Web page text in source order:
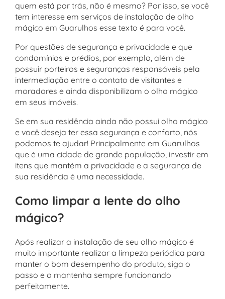
quem está por trás, não é mesmo? Por isso, se você
tem interesse em serviços de instalação de olho
mágico em Guarulhos esse texto é para você.
Por questões de segurança e privacidade e que
condomínios e prédios, por exemplo, além de
possuir porteiros e seguranças responsáveis pela
intermediação entre o contato de visitantes e
moradores e ainda disponibilizam o olho mágico
em seus imóveis.
Se em sua residência ainda não possui olho mágico
e você deseja ter essa segurança e conforto, nós
podemos te ajudar! Principalmente em Guarulhos
que é uma cidade de grande população, investir em
itens que mantém a privacidade e a segurança de
sua residência é uma necessidade.
Como limpar a lente do olho
mágico?
Após realizar a instalação de seu olho mágico é
muito importante realizar a limpeza periódica para
manter o bom desempenho do produto, siga o
passo e o mantenha sempre funcionando
perfeitamente.